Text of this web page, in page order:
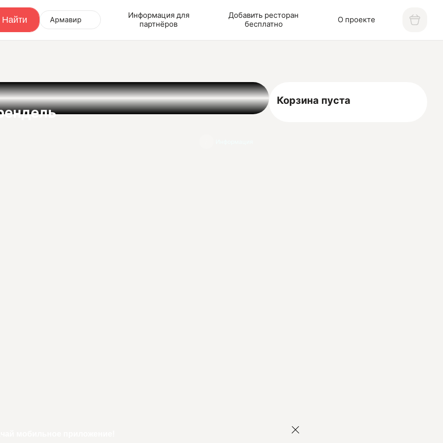
Армавир
Информация для
партнёров
Добавить ресторан
бесплатно
О проекте
Корзина пуста